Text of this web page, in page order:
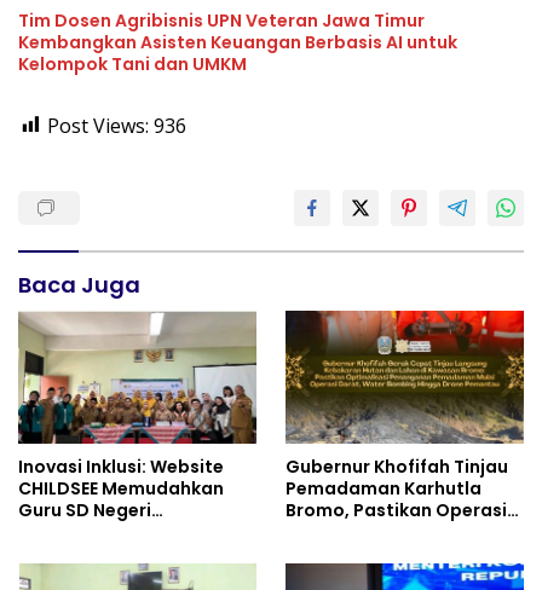
Tim Dosen Agribisnis UPN Veteran Jawa Timur
Kembangkan Asisten Keuangan Berbasis AI untuk
Kelompok Tani dan UMKM
Post Views: 936
Baca Juga
Inovasi Inklusi: Website
CHILDSEE Memudahkan
Guru SD Negeri
Berkebutuhan Khusus
Gubernur Khofifah Tinjau
Pemadaman Karhutla
Bromo, Pastikan Operasi